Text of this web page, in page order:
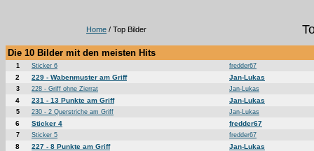
Home / Top Bilder
Die 10 Bilder mit den meisten Hits
1 Sticker 6 fredder67
2 229 - Wabenmuster am Griff Jan-Lukas
3 228 - Griff ohne Zierrat Jan-Lukas
4 231 - 13 Punkte am Griff Jan-Lukas
5 230 - 2 Querstriche am Griff Jan-Lukas
6 Sticker 4 fredder67
7 Sticker 5 fredder67
8 227 - 8 Punkte am Griff Jan-Lukas